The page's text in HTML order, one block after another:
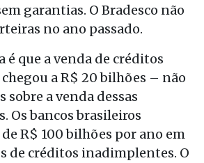
garantias. O Bradesco não
no ano passado.
é que a venda de créditos
chegou a R$ 20 bilhões – não
sobre a venda dessas
Os bancos brasileiros
R$ 100 bilhões por ano em
de créditos inadimplentes. O